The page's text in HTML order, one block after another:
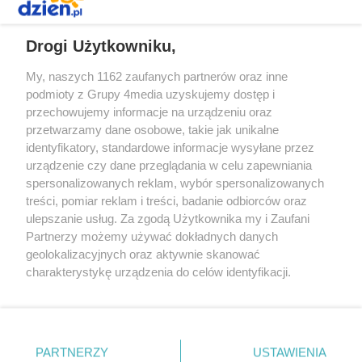
Redakcja Reklama Prywatność
Praca Łódź
the:protocol
Facebook.com
Youtube.com
Drogi Użytkowniku,
My, naszych 1162 zaufanych partnerów oraz inne
podmioty z Grupy 4media uzyskujemy dostęp i
przechowujemy informacje na urządzeniu oraz
przetwarzamy dane osobowe, takie jak unikalne
identyfikatory, standardowe informacje wysyłane przez
urządzenie czy dane przeglądania w celu zapewniania
spersonalizowanych reklam, wybór spersonalizowanych
treści, pomiar reklam i treści, badanie odbiorców oraz
ulepszanie usług. Za zgodą Użytkownika my i Zaufani
Partnerzy możemy używać dokładnych danych
geolokalizacyjnych oraz aktywnie skanować
charakterystykę urządzenia do celów identyfikacji.
zmienić/wycofać klikając przycisk ustawień prywatności
PARTNERZY USTAWIENIA